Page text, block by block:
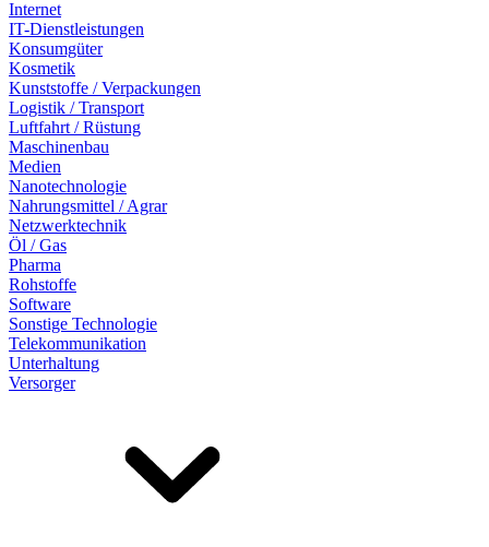
Internet
IT-Dienstleistungen
Konsumgüter
Kosmetik
Kunststoffe / Verpackungen
Logistik / Transport
Luftfahrt / Rüstung
Maschinenbau
Medien
Nanotechnologie
Nahrungsmittel / Agrar
Netzwerktechnik
Öl / Gas
Pharma
Rohstoffe
Software
Sonstige Technologie
Telekommunikation
Unterhaltung
Versorger